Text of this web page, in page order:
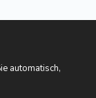
automatisch,